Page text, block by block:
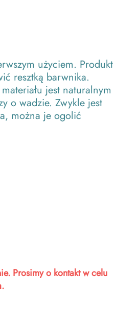
użyciem. Produkt
resztką barwnika.
jest naturalnym
o wadzie. Zwykle jest
można je ogolić
Prosimy o kontakt w celu